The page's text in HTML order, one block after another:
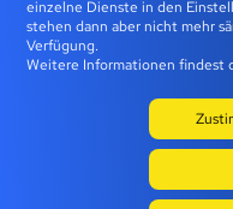
©
einzelne Dienste in den
stehen dann aber nicht mehr
Verfügung.
Weitere Informationen findest